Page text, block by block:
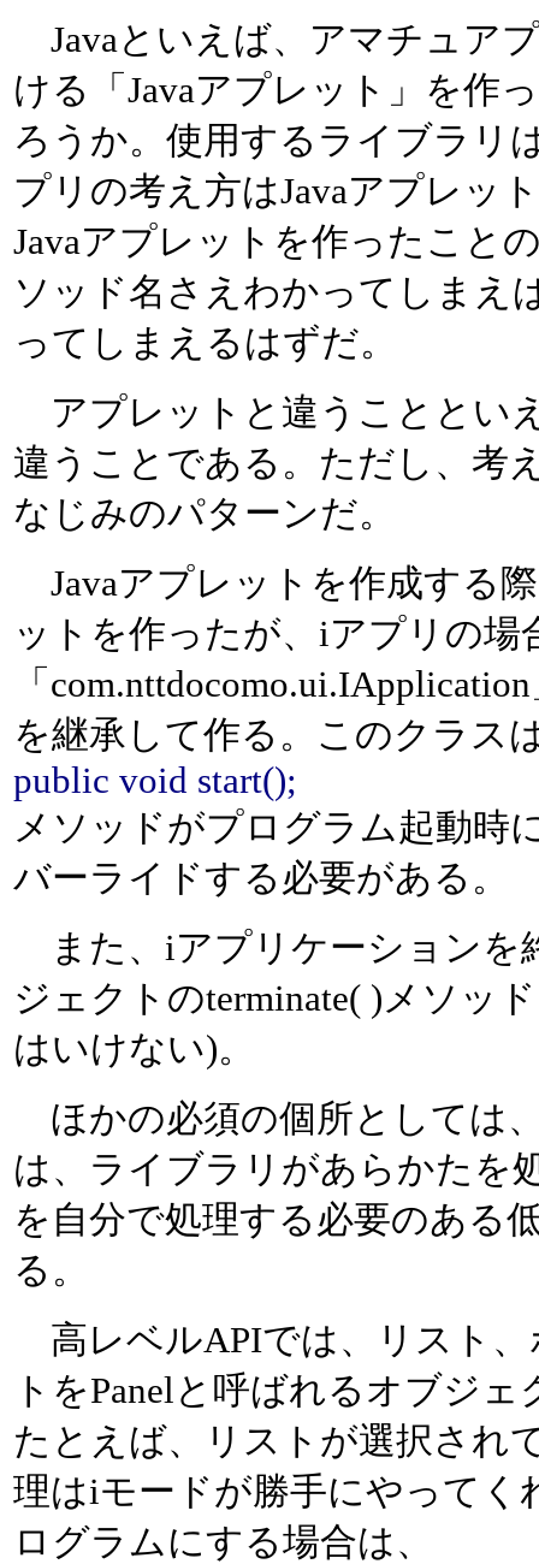
Javaといえば、アマチュア
ける「Javaアプレット」を作
ろうか。使用するライブラリ
プリの考え方はJavaアプレッ
Javaアプレットを作ったこと
ソッド名さえわかってしまえ
ってしまえるはずだ。
アプレットと違うこととい
違うことである。ただし、考
なじみのパターンだ。
Javaアプレットを作成する
ットを作ったが、iアプリの場
「
を継承して作る。このクラス
public void start();
メソッドがプログラム起動時
バーライドする必要がある。
また、iアプリケーションを
ジェクトのterminate( )メソッ
はいけない)。
ほかの必須の個所としては
は、ライブラリがあらかたを
を自分で処理する必要のある
る。
高レベルAPIでは、リスト
トをPanelと呼ばれるオブジ
たとえば、リストが選択され
理はiモードが勝手にやってく
ログラムにする場合は、